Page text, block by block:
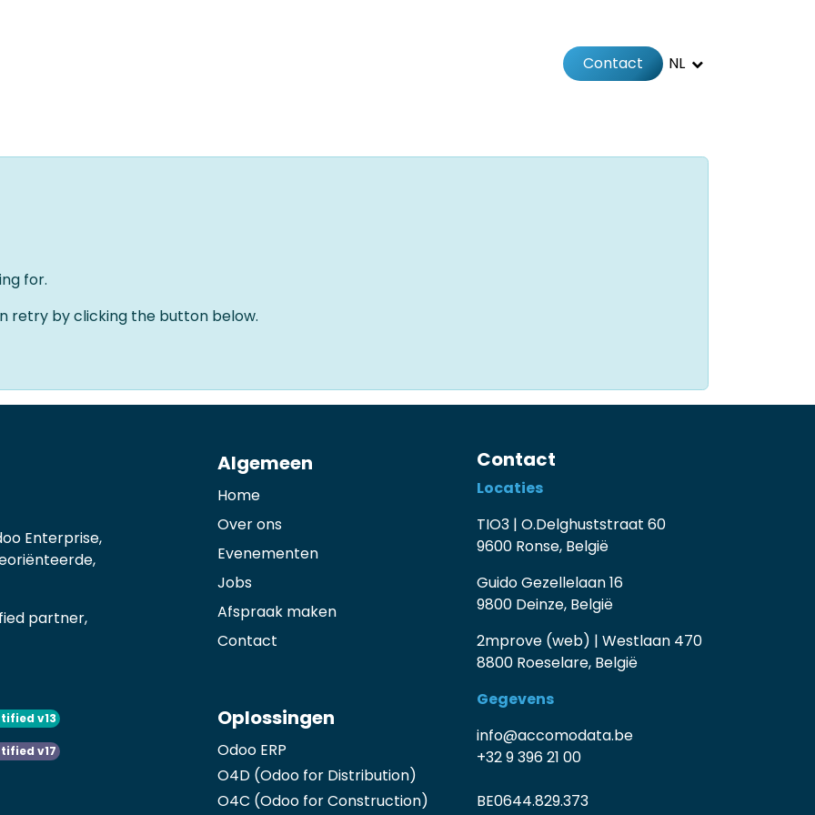
Contact NL
for.
retry by clicking the button below.
Enterprise,
partner,
v13
v17
Algemeen
Home
Over ons
Evenementen
Jobs
Afspraak maken
Contact
Oplossingen
Odoo ERP
O4D (Odoo for Distribution)
O4C (Odoo for Construction)
Contact
Locaties
TIO3 | O.Delghuststraat 60
9600 Ronse, België
Guido Gezellelaan 16
9800 Deinze, België
2mprove (web) | Westlaan 470
8800 Roeselare, België
Gegevens
info@accomodata.be
+32 9 396 21 00
BE0644.829.373